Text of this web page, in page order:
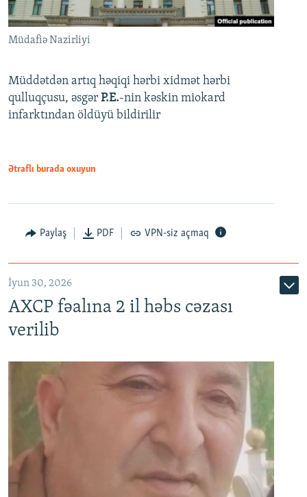
Müdafiə Nazirliyi
Müddətdən artıq həqiqi hərbi xidmət hərbi
qulluqçusu, əsgər P.E.-nin kəskin miokard
infarktından öldüyü bildirilir
Ətraflı burada oxuyun
Paylaş PDF VPN-siz açmaq
İyun 30, 2026
AXCP fəalına 2 il həbs cəzası
verilib